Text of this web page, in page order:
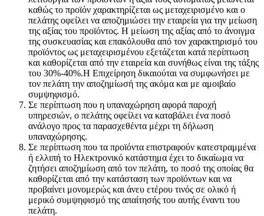
καθώς το προϊόν χαρακτηρίζεται ως μεταχειρισμένο και ο
πελάτης οφείλει να αποζημιώσει την εταιρεία για την μείωση
της αξίας του προϊόντος. Η μείωση της αξίας από το άνοιγμα
της συσκευασίας και επακόλουθα από τον χαρακτηρισμό του
προϊόντος ως μεταχειρισμένου εξετάζεται κατά περίπτωση
και καθορίζεται από την εταιρεία και συνήθως είναι της τάξης
του 30%-40%.Η Επιχείρηση δικαιούται να συμφωνήσει με
τον πελάτη την αποζημίωσή της ακόμα και με αμοιβαίο
συμψηφισμό.
Σε περίπτωση που η υπαναχώρηση αφορά παροχή
υπηρεσιών, ο πελάτης οφείλει να καταβάλει ένα ποσό
ανάλογο προς τα παρασχεθέντα μέχρι τη δήλωση
υπαναχώρησης.
Σε περίπτωση που τα προϊόντα επιστραφούν κατεστραμμένα
ή ελλιπή το Ηλεκτρονικό κατάστημα έχει το δικαίωμα να
ζητήσει αποζημίωση από τον πελάτη, το ποσό της οποίας θα
καθορίζεται από την κατάσταση των προϊόντων και να
προβαίνει μονομερώς και άνευ ετέρου τινός σε ολικό ή
μερικό συμψηφισμό της απαίτησής του αυτής έναντι του
πελάτη.